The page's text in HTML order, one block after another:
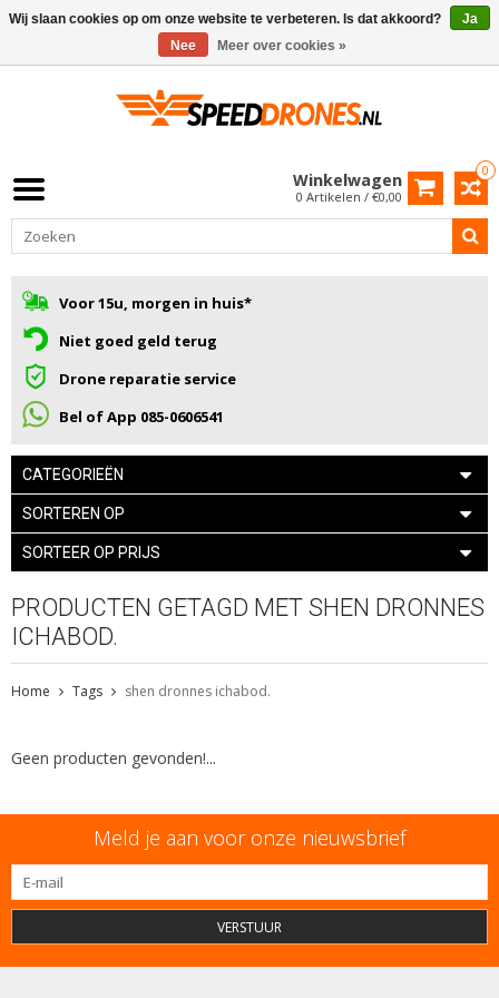
0
Winkelwagen
0 Artikelen / €0,00
Voor 15u, morgen in huis*
Niet goed geld terug
Drone reparatie service
Bel of App 085-0606541
CATEGORIEËN
SORTEREN OP
SORTEER OP PRIJS
PRODUCTEN GETAGD MET SHEN DRONNES
ICHABOD.
Home Tags shen dronnes ichabod.
Geen producten gevonden!...
Meld je aan voor onze nieuwsbrief
VERSTUUR
Wij slaan cookies op om onze website te verbeteren. Is dat akkoord?
Ja
Nee
Meer over cookies »